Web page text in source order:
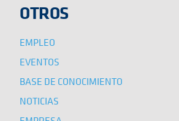
OTROS
EMPLEO
EVENTOS
BASE DE CONOCIMIENTO
NOTICIAS